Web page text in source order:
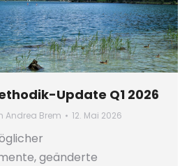
Update Q1 2026
Andrea Brem 12. Mai 2026
geänderte